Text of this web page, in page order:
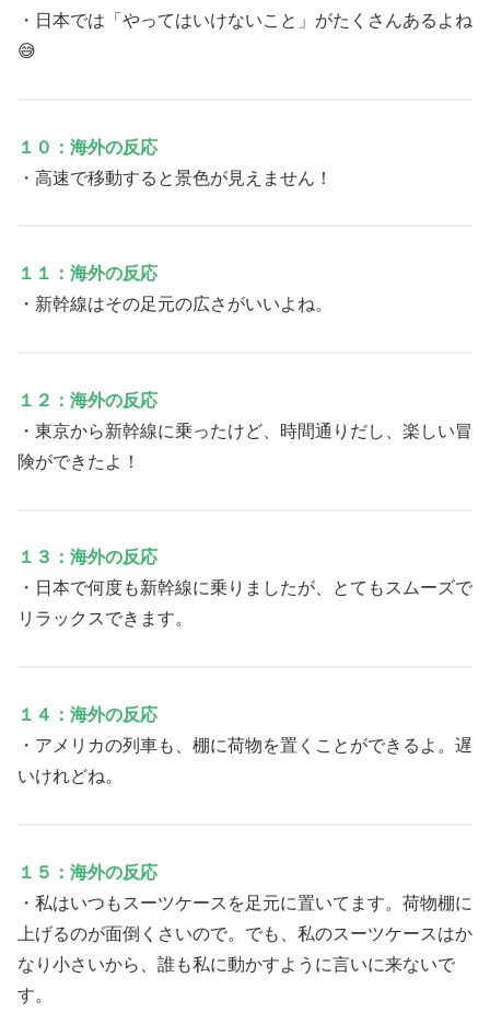
・日本では「やってはいけないこと」がたくさんあるよね
😅
１０：海外の反応
・高速で移動すると景色が見えません！
１１：海外の反応
・新幹線はその足元の広さがいいよね。
１２：海外の反応
・東京から新幹線に乗ったけど、時間通りだし、楽しい冒
険ができたよ！
１３：海外の反応
・日本で何度も新幹線に乗りましたが、とてもスムーズで
リラックスできます。
１４：海外の反応
・アメリカの列車も、棚に荷物を置くことができるよ。遅
いけれどね。
１５：海外の反応
・私はいつもスーツケースを足元に置いてます。荷物棚に
上げるのが面倒くさいので。でも、私のスーツケースはか
なり小さいから、誰も私に動かすように言いに来ないで
す。